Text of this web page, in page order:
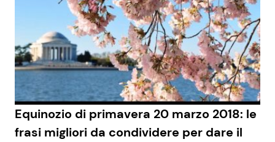
Equinozio di primavera 20 marzo 2018: le
frasi migliori da condividere per dare il